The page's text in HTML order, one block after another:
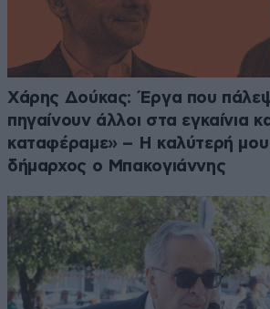
Χάρης Δούκας: Έργα που
πηγαίνουν άλλοι στα εγκαίνια
καταφέραμε» – Η καλύτερή μου
δήμαρχος ο Μπακογιάννης